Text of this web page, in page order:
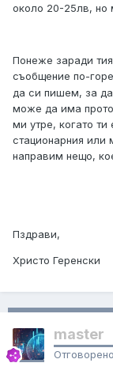
около 20-25лв, но
Понеже заради
съобщение по-горе
да си пишем, за да
може да има
ми утре, когато
стационарния
направим нещо,
Пздрави,
Христо Геренски
master
Отговорено